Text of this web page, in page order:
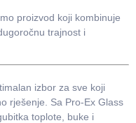
proizvod koji kombinuje
trajnost i
izbor za sve koji
rješenje. Sa Pro-Ex Glass
toplote, buke i